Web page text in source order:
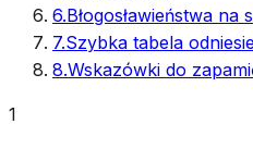
6.Błogosławieństwa na
7.Szybka tabela
8.Wskazówki do
1